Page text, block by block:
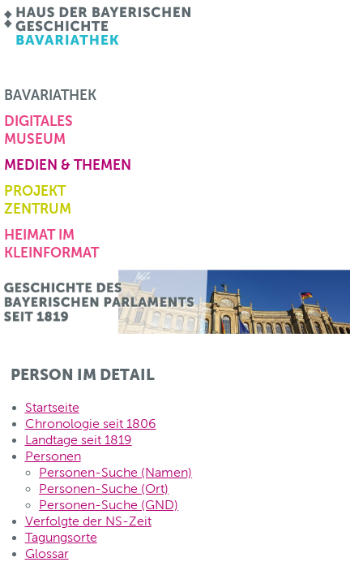
BAVARIATHEK
DIGITALES
MUSEUM
MEDIEN & THEMEN
PROJEKT
ZENTRUM
HEIMAT IM
KLEINFORMAT
PERSON IM DETAIL
Startseite
Chronologie seit 1806
Landtage seit 1819
Personen
Personen-Suche (Namen)
Personen-Suche (Ort)
Personen-Suche (GND)
Verfolgte der NS-Zeit
Tagungsorte
Glossar